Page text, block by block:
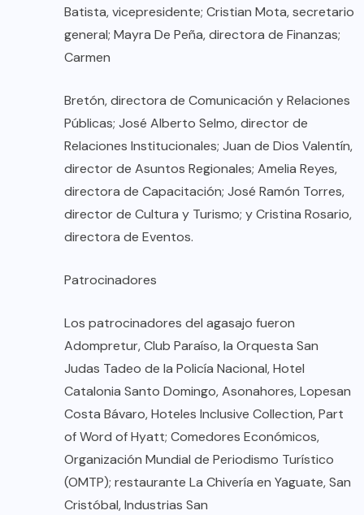
Batista, vicepresidente; Cristian Mota, secretario
general; Mayra De Peña, directora de Finanzas;
Carmen
Bretón, directora de Comunicación y Relaciones
Públicas; José Alberto Selmo, director de
Relaciones Institucionales; Juan de Dios Valentín,
director de Asuntos Regionales; Amelia Reyes,
directora de Capacitación; José Ramón Torres,
director de Cultura y Turismo; y Cristina Rosario,
directora de Eventos.
Patrocinadores
Los patrocinadores del agasajo fueron
Adompretur, Club Paraíso, la Orquesta San
Judas Tadeo de la Policía Nacional, Hotel
Catalonia Santo Domingo, Asonahores, Lopesan
Costa Bávaro, Hoteles Inclusive Collection, Part
of Word of Hyatt; Comedores Económicos,
Organización Mundial de Periodismo Turístico
(OMTP); restaurante La Chivería en Yaguate, San
Cristóbal, Industrias San